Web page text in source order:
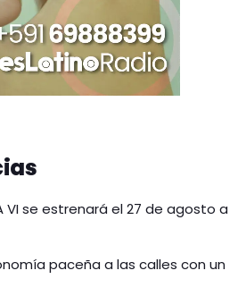
VI se estrenará el 27 de agosto a
paceña a las calles con un